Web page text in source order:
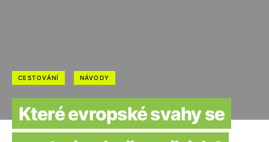
CESTOVÁNÍ NÁVODY
Které evropské svahy se